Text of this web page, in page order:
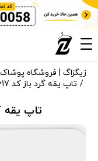
زیگزاگ | فروشگاه پوشاک
تاپ یقه گرد باز کد 2617
تاپ یقه گرد